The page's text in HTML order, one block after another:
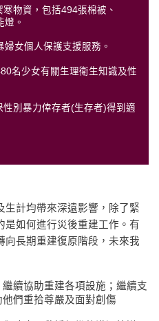
物資，包括494張棉被、
燈。
女個人保護支援服務。
名少女有關生理衛生知識及性
別暴力倖存者(生存者)得到適
生計均帶來深遠影響，除了緊
是如何進行災後重建工作。有
向長期重建復原階段，未來我
續協助重建各項設施；繼續支
們重拾尊嚴及面對創傷